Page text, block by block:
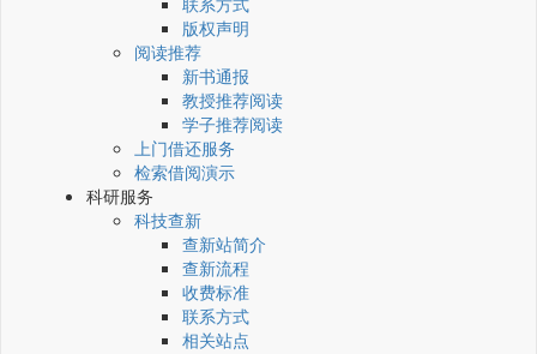
版权声明
阅读推荐
新书通报
教授推荐阅读
学子推荐阅读
上门借还服务
检索借阅演示
科研服务
科技查新
查新站简介
查新流程
收费标准
联系方式
相关站点